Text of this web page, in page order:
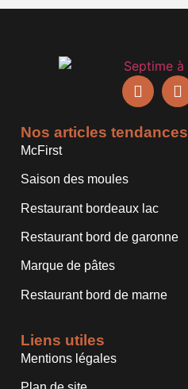
Nos articles tendances
McFirst
Saison des moules
Restaurant bordeaux lac
Restaurant bord de garonne
Marque de pâtes
Restaurant bord de marne
Liens utiles
Mentions légales